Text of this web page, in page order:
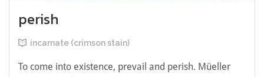
perish
incarnate (crimson stain)
To come into existence, prevail and perish. Müeller